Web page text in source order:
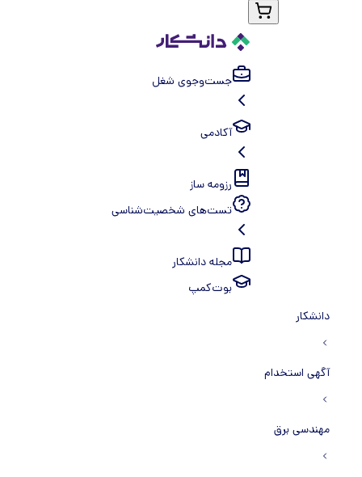
جست‌و‌جوی شغل
آکادمی
رزومه ساز
تست‌های شخصیت‌شناسی
مجله دانشکار
بوت‌کمپ
دانشکار
آگهی استخدام
مهندسی برق